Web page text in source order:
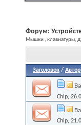
Форум:
Мышки , клавиатуры,
Заголовок / Автор
Chip,
Chip,